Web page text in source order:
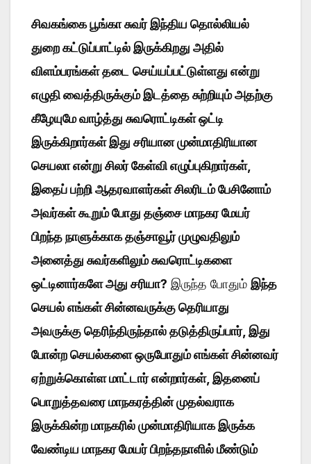
சிவகங்கை பூங்கா சுவர் இந்திய தொல்லியல்
துறை கட்டுப்பாட்டில் இருக்கிறது அதில்
விளம்பரங்கள் தடை செய்யப்பட்டுள்ளது என்று
எழுதி வைத்திருக்கும் இடத்தை சுற்றியும் அதற்கு
கீழேயுமே வாழ்த்து சுவரொட்டிகள் ஒட்டி
இருக்கிறார்கள் இது சரியான முன்மாதிரியான
செயலா என்று சிலர் கேள்வி எழுப்புகிறார்கள்,
இதைப் பற்றி ஆதரவாளர்கள் சிலரிடம் பேசினோம்
அவர்கள் கூறும் போது தஞ்சை மாநகர மேயர்
பிறந்த நாளுக்காக தஞ்சாவூர் முழுவதிலும்
அனைத்து சுவர்களிலும் சுவரொட்டிகளை
ஒட்டினார்களே அது சரியா? இருந்த போதும் இந்த
செயல் எங்கள் சின்னவருக்கு தெரியாது
அவருக்கு தெரிந்திருந்தால் தடுத்திருப்பார், இது
போன்ற செயல்களை ஒருபோதும் எங்கள் சின்னவர்
ஏற்றுக்கொள்ள மாட்டார் என்றார்கள், இதனைப்
பொறுத்தவரை மாநகரத்தின் முதல்வராக
இருக்கின்ற மாநகரில் முன்மாதிரியாக இருக்க
வேண்டிய மாநகர மேயர் பிறந்தநாளில் மீண்டும்